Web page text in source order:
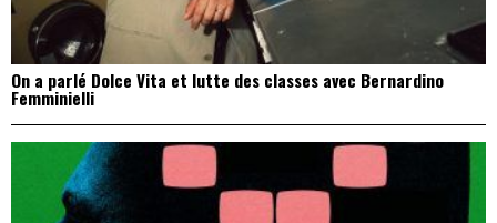
On a parlé Dolce Vita et lutte des classes avec Bernardino
Femminielli